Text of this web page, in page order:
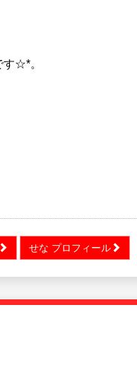
☆*。
せな プロフィール